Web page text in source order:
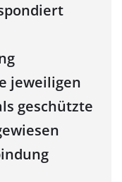
jeweiligen
geschützte